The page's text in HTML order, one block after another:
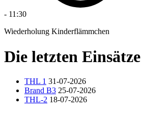
- 11:30
Wiederholung Kinderflämmchen
Die letzten Einsätze
THL 1 31-07-2026
Brand B3 25-07-2026
THL-2 18-07-2026